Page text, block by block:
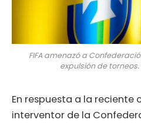
FIFA amenazó a
expulsión de
En respuesta a la reciente
interventor de la